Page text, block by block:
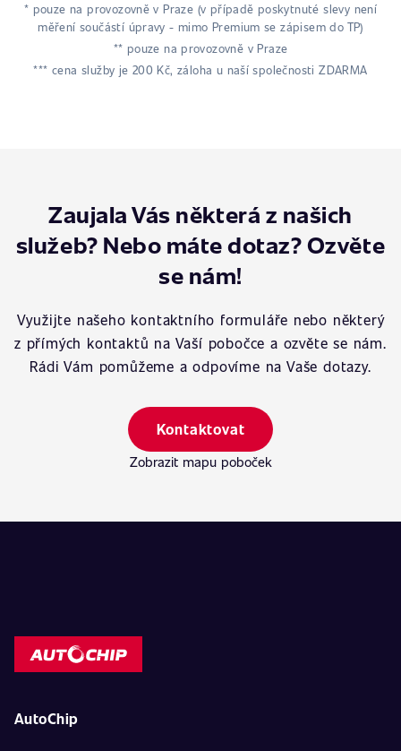
* pouze na provozovně v Praze (v případě poskytnuté slevy není
měření součástí úpravy - mimo Premium se zápisem do TP)
** pouze na provozovně v Praze
*** cena služby je 200 Kč, záloha u naší společnosti ZDARMA
Zaujala Vás některá z našich
služeb? Nebo máte dotaz? Ozvěte
se nám!
Využijte našeho kontaktního formuláře nebo některý
z přímých kontaktů na Vaší pobočce a ozvěte se nám.
Rádi Vám pomůžeme a odpovíme na Vaše dotazy.
Kontaktovat
Zobrazit mapu poboček
AutoChip